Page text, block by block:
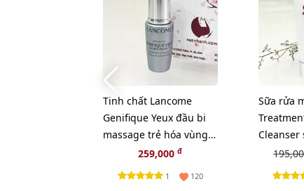
Tinh chất Lancome
Genifique Yeux đầu bi
massage trẻ hóa vùng
mắt, 5ml.259,000đ
1 120
Sữa rửa
Cleanser
làn da -